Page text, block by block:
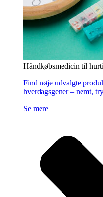
Håndkøbsmedicin til
Find nøje udvalgte
hverdagsgener – nemt,
Se mere